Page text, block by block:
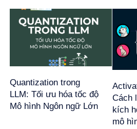
Quantization trong
LLM: Tối ưu hóa tốc độ
Mô hình Ngôn ngữ Lớn
Cách
kích
mô